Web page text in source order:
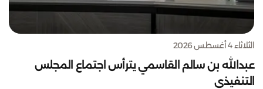
الثلاثاء 4 أغسطس 2026
عبدالله بن سالم القاسمي يترأس اجتماع المجلس
التنفيذي